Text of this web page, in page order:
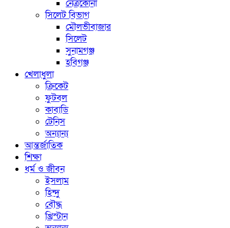
নেত্রকোনা
সিলেট বিভাগ
মৌলভীবাজার
সিলেট
সুনামগঞ্জ
হবিগঞ্জ
খেলাধুলা
ক্রিকেট
ফুটবল
কাবাডি
টেনিস
অন্যান্য
আন্তর্জাতিক
শিক্ষা
ধর্ম ও জীবন
ইসলাম
হিন্দু
বৌদ্ধ
খ্রিস্টান